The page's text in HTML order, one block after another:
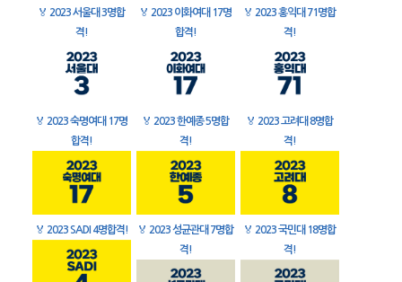
🏅 2023 서울대 3명합
격!
🏅 2023 이화여대 17명
합격!
🏅 2023 홍익대 71명합
격!
🏅 2023 숙명여대 17명
합격!
🏅 2023 한예종 5명합
격!
🏅 2023 고려대 8명합
격!
🏅 2023 SADI 4명합격! 🏅 2023 성균관대 7명합
격!
🏅 2023 국민대 18명합
격!